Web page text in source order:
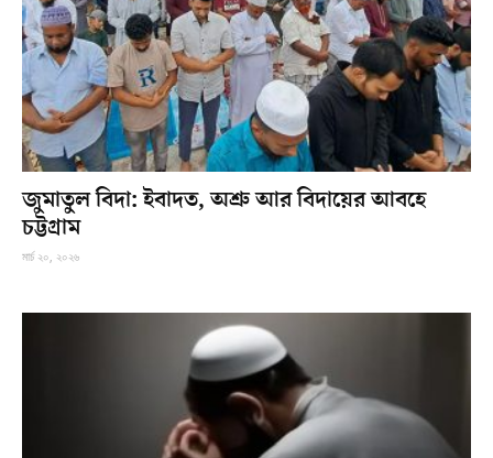
জুমাতুল বিদা: ইবাদত, অশ্রু আর বিদায়ের আবহে
চট্টগ্রাম
মার্চ ২০, ২০২৬